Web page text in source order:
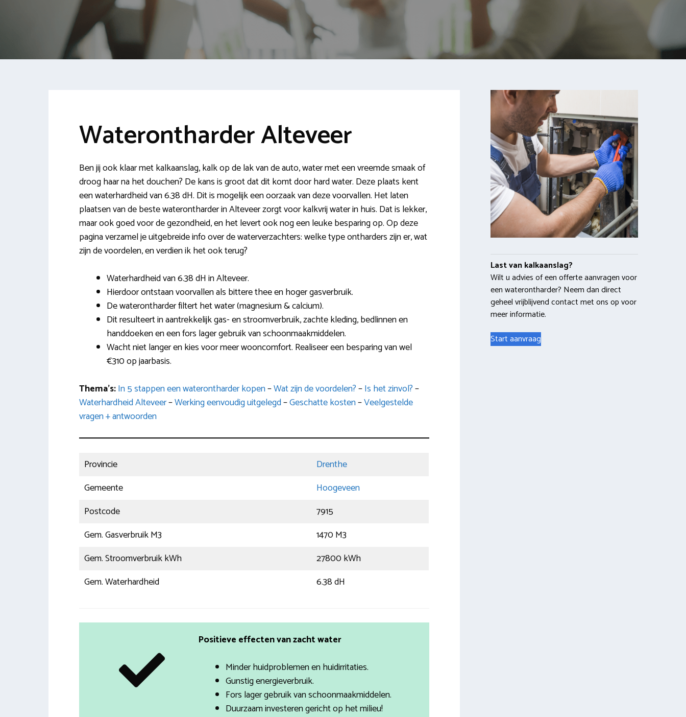
Waterontharder Alteveer
Ben jij ook klaar met kalkaanslag, kalk op de lak van de auto, water met een vreemde smaak of
droog haar na het douchen? De kans is groot dat dit komt door hard water. Deze plaats kent
een waterhardheid van 6.38 dH. Dit is mogelijk een oorzaak van deze voorvallen. Het laten
plaatsen van de beste waterontharder in Alteveer zorgt voor kalkvrij water in huis. Dat is lekker,
maar ook goed voor de gezondheid, en het levert ook nog een leuke besparing op. Op deze
pagina verzamel je uitgebreide info over de waterverzachters: welke type ontharders zijn er, wat
zijn de voordelen, en verdien ik het ook terug?
Waterhardheid van 6.38 dH in Alteveer.
Hierdoor ontstaan voorvallen als bittere thee en hoger gasverbruik.
De waterontharder filtert het water (magnesium & calcium).
Dit resulteert in aantrekkelijk gas- en stroomverbruik, zachte kleding, bedlinnen en
handdoeken en een fors lager gebruik van schoonmaakmiddelen.
Wacht niet langer en kies voor meer wooncomfort. Realiseer een besparing van wel
€310 op jaarbasis.
Thema’s:In 5 stappen een waterontharder kopen–Wat zijn de voordelen?–Is het zinvol?–
Waterhardheid Alteveer–Werking eenvoudig uitgelegd–Geschatte kosten–Veelgestelde
vragen + antwoorden
Provincie
Drenthe
Gemeente
Hoogeveen
Postcode
7915
Gem. Gasverbruik M3
1470 M3
Gem. Stroomverbruik kWh
27800 kWh
Gem. Waterhardheid
6.38 dH
Positieve effecten van zacht water
Minder huidproblemen en huidirritaties.
Gunstig energieverbruik.
Fors lager gebruik van schoonmaakmiddelen.
Duurzaam investeren gericht op het milieu!
Last van kalkaanslag?
Wilt u advies of een offerte aanvragen voor
een waterontharder? Neem dan direct
geheel vrijblijvend contact met ons op voor
meer informatie.
Start aanvraag